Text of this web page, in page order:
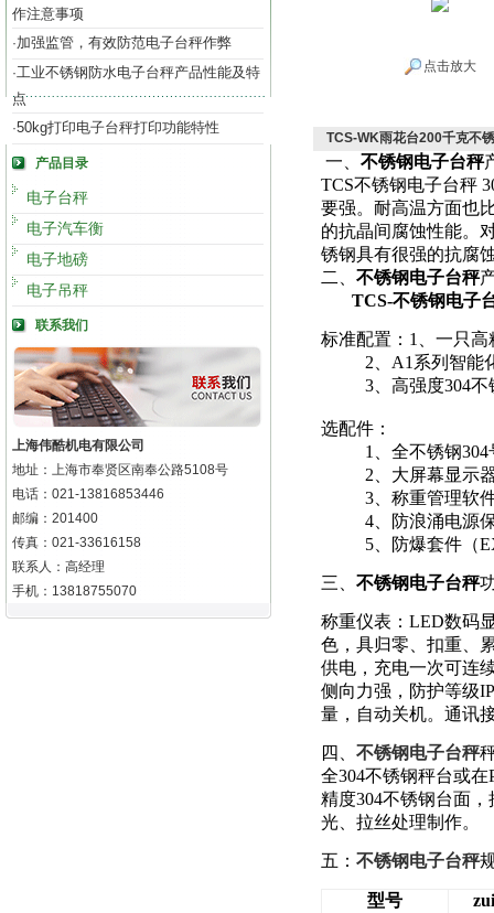
作注意事项
·加强监管，有效防范电子台秤作弊
·工业不锈钢防水电子台秤产品性能及特
点
·50kg打印电子台秤打印功能特性
产品目录
电子台秤
电子汽车衡
电子地磅
电子吊秤
联系我们
上海伟酷机电有限公司
地址：上海市奉贤区南奉公路5108号
电话：021-13816853446
邮编：201400
传真：021-33616158
联系人：高经理
手机：13818755070
点击放大
TCS-WK雨花台200千克不
一、 不锈钢电子台秤
TCS不锈钢电子台秤
要强。耐高温方面也
的抗晶间腐蚀性能。
锈钢具有很强的抗腐
二、 不锈钢电子台秤
TCS-不锈钢电子
标准配置：1、一只
2、 A1系列智能
3、高强度304
选配件：
1、全不锈钢304
2、大屏幕显示
3、称重管理软
4、防浪涌电源保
5、防爆套件（
三、 不锈钢电子台秤
称重仪表：LED数码
色，具归零、扣重、
供电，充电一次可连
侧向力强，防护等级
量，自动关机。通讯
四、 不锈钢电子台秤
全304不锈钢秤台或在
精度304不锈钢台面
光、拉丝处理制作。
五： 不锈钢电子台秤
型号